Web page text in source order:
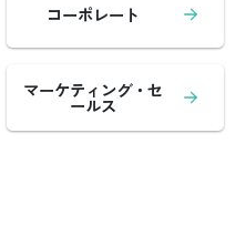
コーポレート
マーケティング・セ
ールス